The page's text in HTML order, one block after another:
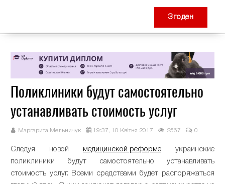
Поликлиники будут самостоятельно
устанавливать стоимость услуг
Маргарита Мельничук 19:37, 10 Квітня 2017 2567 0
Следуя новой медицинской реформеукраинские
поликлиники будут самостоятельно устанавливать
стоимость услуг. Всеми средствами будет распоряжаться
Згоден